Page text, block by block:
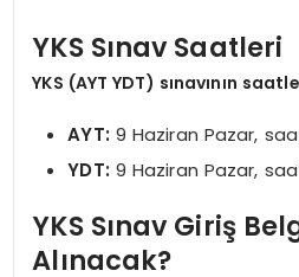
YKS Sınav Saatleri
YKS (AYT YDT) sınavının
AYT: 9 Haziran Pazar,
YDT: 9 Haziran Pazar,
YKS Sınav Giriş
Alınacak?